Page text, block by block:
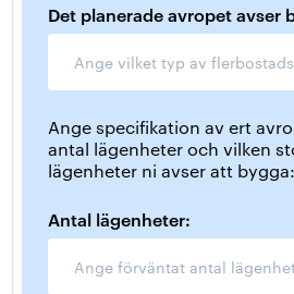
Det planerade avropet avser
Ange specifikation av ert
antal lägenheter och vilken
lägenheter ni avser att bygga:
Antal lägenheter: